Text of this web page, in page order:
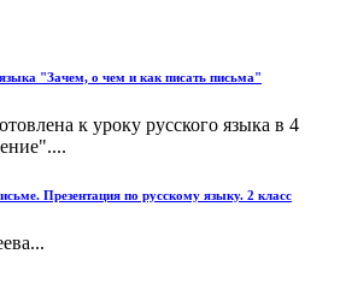
"Зачем, о чем и как писать письма"
к уроку русского языка в 4
Презентация по русскому языку. 2 класс